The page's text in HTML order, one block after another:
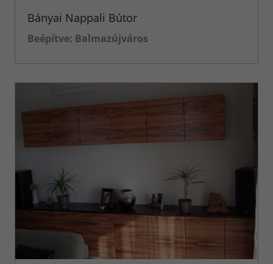
inspirációk
Konyha-
inspirációk
Bútorok
Székek
Bányai Nappali Bútor
Beépítve: Balmazújváros